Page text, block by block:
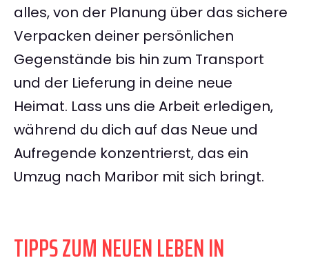
alles, von der Planung über das sichere
Verpacken deiner persönlichen
Gegenstände bis hin zum Transport
und der Lieferung in deine neue
Heimat. Lass uns die Arbeit erledigen,
während du dich auf das Neue und
Aufregende konzentrierst, das ein
Umzug nach Maribor mit sich bringt.
TIPPS ZUM NEUEN LEBEN IN